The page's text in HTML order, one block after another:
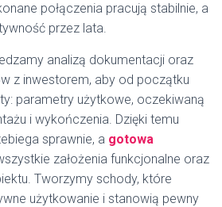
połączenia pracują stabilnie, a
przez lata.
analizą dokumentacji oraz
z inwestorem, aby od początku
parametry użytkowe, oczekiwaną
i wykończenia. Dzięki temu
sprawnie, a gotowa
założenia funkcjonalne oraz
Tworzymy schody, które
użytkowanie i stanowią pewny